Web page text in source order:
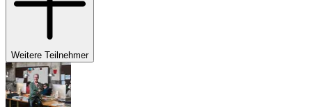
Weitere Teilnehmer